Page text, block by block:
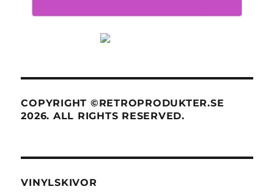
COPYRIGHT ©RETROPRODUKTER.SE
2026. ALL RIGHTS RESERVED.
VINYLSKIVOR